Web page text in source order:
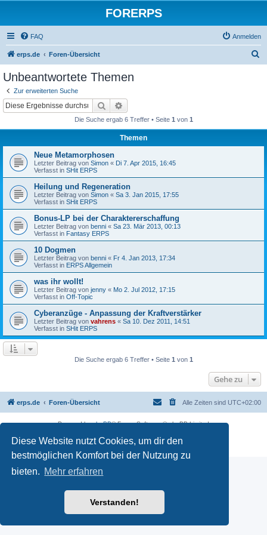
Diese Website nutzt Cookies, um dir den
bestmöglichen Komfort bei der Nutzung zu
bieten. Mehr erfahren
Verstanden!
FORERPS
FAQ Anmelden
erps.de Foren-Übersicht
Unbeantwortete Themen
Zur erweiterten Suche
Suche
Die Suche ergab 6 Treffer • Seite 1 von 1
Themen
Neue Metamorphosen
Letzter Beitrag von Simon « Di 7. Apr 2015, 16:45
Verfasst in SHit ERPS
Heilung und Regeneration
Letzter Beitrag von Simon « Sa 3. Jan 2015, 17:55
Verfasst in SHit ERPS
Bonus-LP bei der Charaktererschaffung
Letzter Beitrag von benni « Sa 23. Mär 2013, 00:13
Verfasst in Fantasy ERPS
10 Dogmen
Letzter Beitrag von benni « Fr 4. Jan 2013, 17:34
Verfasst in ERPS Allgemein
was ihr wollt!
Letzter Beitrag von jenny « Mo 2. Jul 2012, 17:15
Verfasst in Off-Topic
Cyberanzüge - Anpassung der Kraftverstärker
Letzter Beitrag von vahrens « Sa 10. Dez 2011, 14:51
Verfasst in SHit ERPS
Die Suche ergab 6 Treffer • Seite 1 von 1
Gehe zu
erps.de Foren-Übersicht Alle Zeiten sind UTC+02:00
Powered byphpBB® Forum Software © phpBB Limited
PRIVACY_LINK| TERMS_LINK